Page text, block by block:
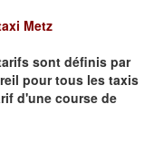
Metz
sont définis par
pour tous les taxis
d'une course de